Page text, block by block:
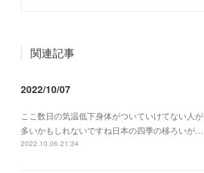
関連記事
2022/10/07
ここ数日の気温低下身体がついていけてない人が
多いかもしれないですね日本の四季の移ろいが…
2022.10.06 21:34